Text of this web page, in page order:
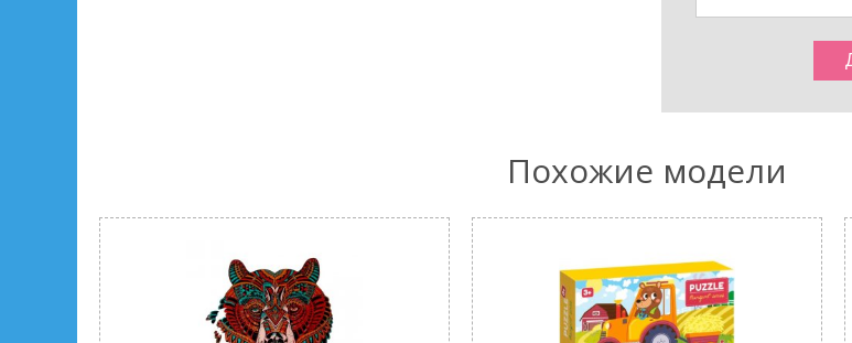
Похожие модели